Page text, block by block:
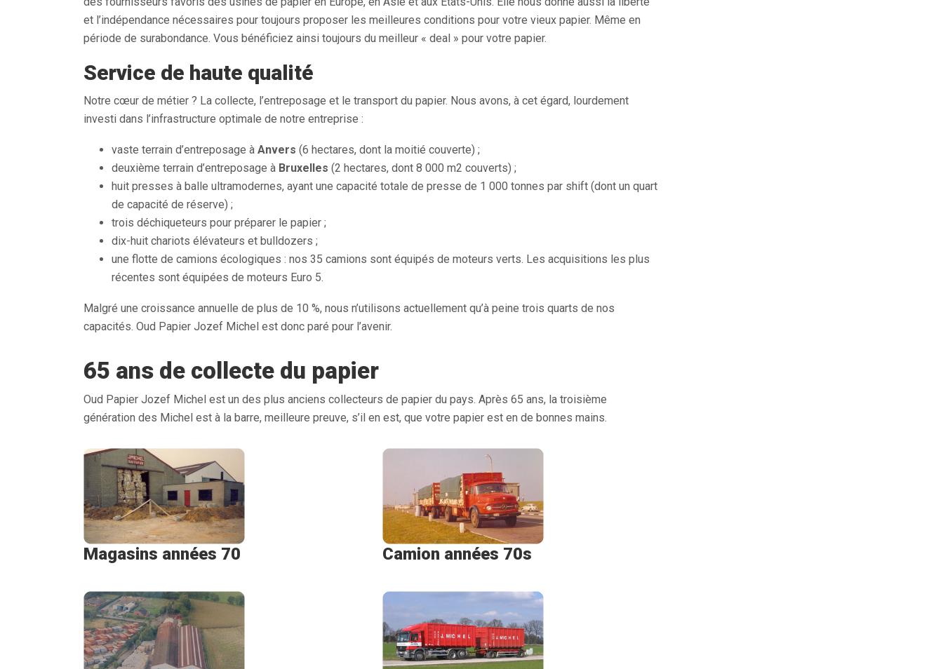
et l’indépendance nécessaires pour toujours proposer les meilleures conditions pour votre vieux papier. Même en
période de surabondance. Vous bénéficiez ainsi toujours du meilleur « deal » pour votre papier.
Service de haute qualité
Notre cœur de métier ? La collecte, l’entreposage et le transport du papier. Nous avons, à cet égard, lourdement
investi dans l’infrastructure optimale de notre entreprise :
vaste terrain d’entreposage à Anvers (6 hectares, dont la moitié couverte) ;
deuxième terrain d’entreposage à Bruxelles (2 hectares, dont 8 000 m2 couverts) ;
huit presses à balle ultramodernes, ayant une capacité totale de presse de 1 000 tonnes par shift (dont un quart
de capacité de réserve) ;
trois déchiqueteurs pour préparer le papier ;
dix-huit chariots élévateurs et bulldozers ;
une flotte de camions écologiques : nos 35 camions sont équipés de moteurs verts. Les acquisitions les plus
récentes sont équipées de moteurs Euro 5.
Malgré une croissance annuelle de plus de 10 %, nous n’utilisons actuellement qu’à peine trois quarts de nos
capacités. Oud Papier Jozef Michel est donc paré pour l’avenir.
65 ans de collecte du papier
Oud Papier Jozef Michel est un des plus anciens collecteurs de papier du pays. Après 65 ans, la troisième
génération des Michel est à la barre, meilleure preuve, s’il en est, que votre papier est en de bonnes mains.
Magasins années 70 Camion années 70s